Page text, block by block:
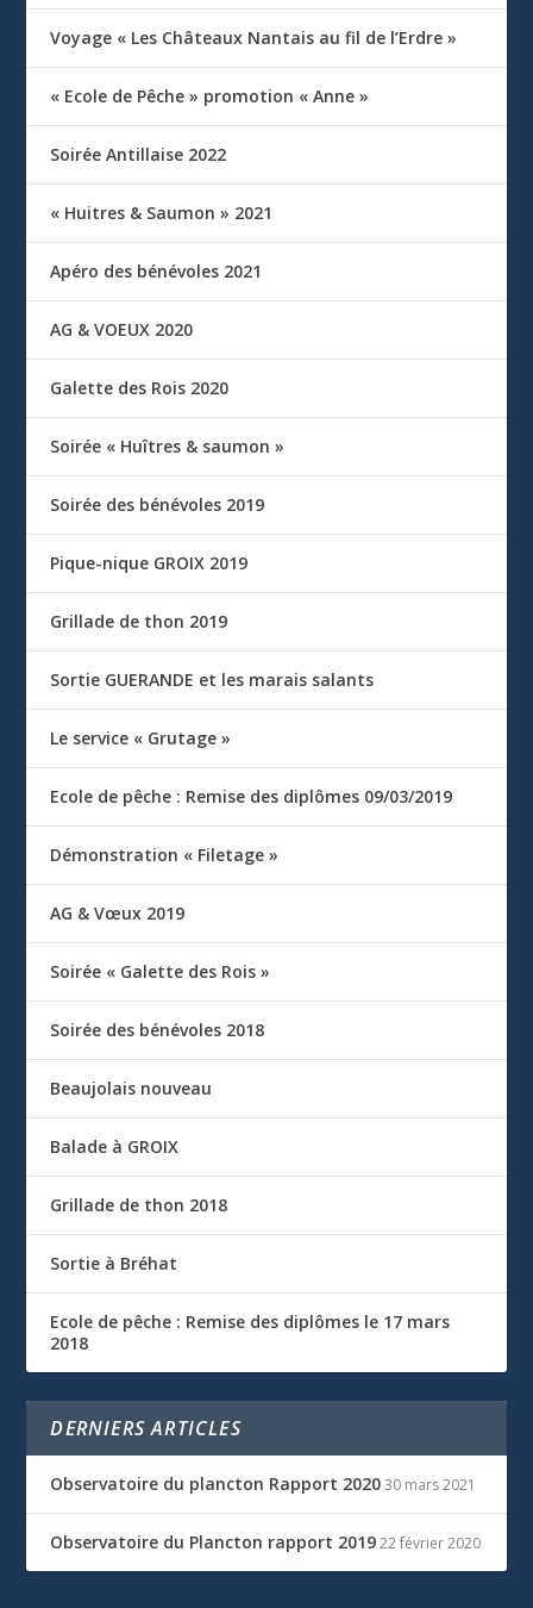
Voyage « Les Châteaux Nantais au fil de l’Erdre »
« Ecole de Pêche » promotion « Anne »
Soirée Antillaise 2022
« Huitres & Saumon » 2021
Apéro des bénévoles 2021
AG & VOEUX 2020
Galette des Rois 2020
Soirée « Huîtres & saumon »
Soirée des bénévoles 2019
Pique-nique GROIX 2019
Grillade de thon 2019
Sortie GUERANDE et les marais salants
Le service « Grutage »
Ecole de pêche : Remise des diplômes 09/03/2019
Démonstration « Filetage »
AG & Vœux 2019
Soirée « Galette des Rois »
Soirée des bénévoles 2018
Beaujolais nouveau
Balade à GROIX
Grillade de thon 2018
Sortie à Bréhat
Ecole de pêche : Remise des diplômes le 17 mars
2018
DERNIERS ARTICLES
Observatoire du plancton Rapport 2020 30 mars 2021
Observatoire du Plancton rapport 2019 22 février 2020